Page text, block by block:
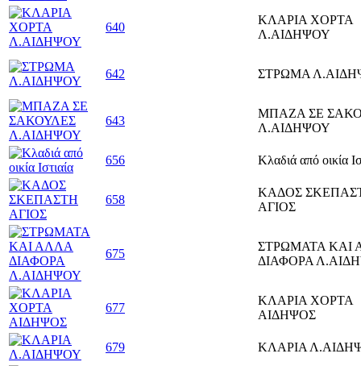
640
ΚΛΑΡΙΑ ΧΟΡΤΑ
Λ.ΑΙΔΗΨΟΥ
642 ΣΤΡΩΜΑ
643
ΜΠΑΖΑ ΣΕ
Λ.ΑΙΔΗΨΟΥ
656 Κλαδιά από οικία
658
ΚΑΔΟΣ
ΑΓΙΟΣ
675
ΣΤΡΩΜΑΤΑ ΚΑΙ
ΔΙΑΦΟΡΑ
677
ΚΛΑΡΙΑ ΧΟΡΤΑ
ΑΙΔΗΨΟΣ
679 ΚΛΑΡΙΑ